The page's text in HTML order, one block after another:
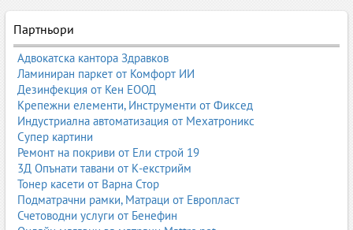
Партньори
Адвокатска кантора Здравков
Ламиниран паркет от Комфорт ИИ
Дезинфекция от Кен ЕООД
Крепежни елементи, Инструменти от Фиксед
Индустриална автоматизация от Мехатроникс
Супер картини
Ремонт на покриви от Ели строй 19
3Д Опънати тавани от К-екстрийм
Тонер касети от Варна Стор
Подматрачни рамки, Матраци от Европласт
Счетоводни услуги от Бенефин